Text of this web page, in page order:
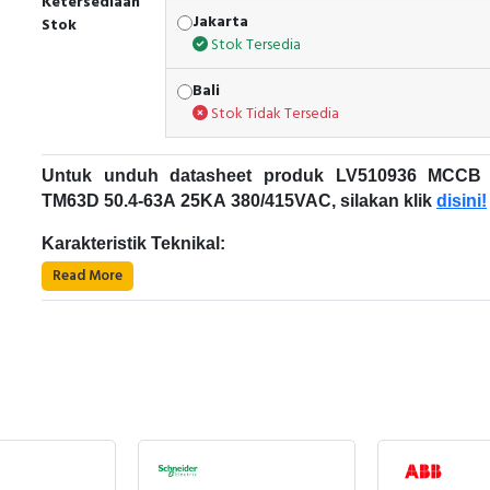
Stok
Jakarta
Stok Tersedia
Bali
Stok Tidak Tersedia
Untuk unduh datasheet produk LV510936 MCCB
TM63D 50.4-63A 25KA 380/415VAC, silakan klik disini!
Karakteristik Teknikal:
Kode Produk: LV510936
Nama Produk : EasyPact CVS
Tipe produk atau komponen : Pemutus arus
Pemutus sirkuit berbentuk kotak (MCCB) dengan
yang dapat disesuaikan, diberi nilai mulai dari 16 hingga
Read More